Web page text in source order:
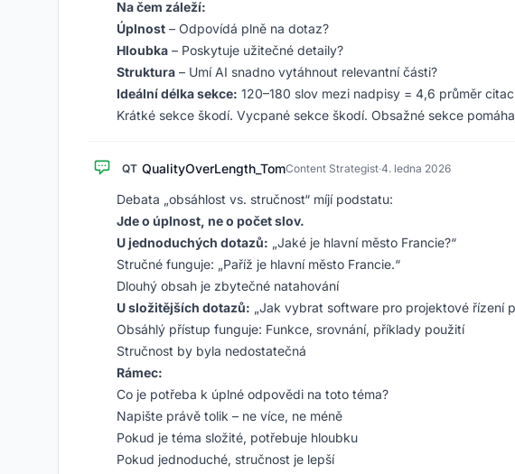
Na čem záleží:
Úplnost – Odpovídá plně na dotaz?
Hloubka – Poskytuje užitečné detaily?
Struktura – Umí AI snadno vytáhnout relevantní části?
Ideální délka sekce: 120–180 slov mezi nadpisy = 4,6 průměr
Krátké sekce škodí. Vycpané sekce škodí. Obsažné sekce
QT QualityOverLength_TomContent Strategist·4. ledna 2026
Debata „obsáhlost vs. stručnost“ míjí podstatu:
Jde o úplnost, ne o počet slov.
U jednoduchých dotazů: „Jaké je hlavní město Francie?“
Stručné funguje: „Paříž je hlavní město Francie.“
Dlouhý obsah je zbytečné natahování
U složitějších dotazů: „Jak vybrat software pro projektové řízení
Obsáhlý přístup funguje: Funkce, srovnání, příklady použití
Stručnost by byla nedostatečná
Rámec:
Co je potřeba k úplné odpovědi na toto téma?
Napište právě tolik – ne více, ne méně
Pokud je téma složité, potřebuje hloubku
Pokud jednoduché, stručnost je lepší